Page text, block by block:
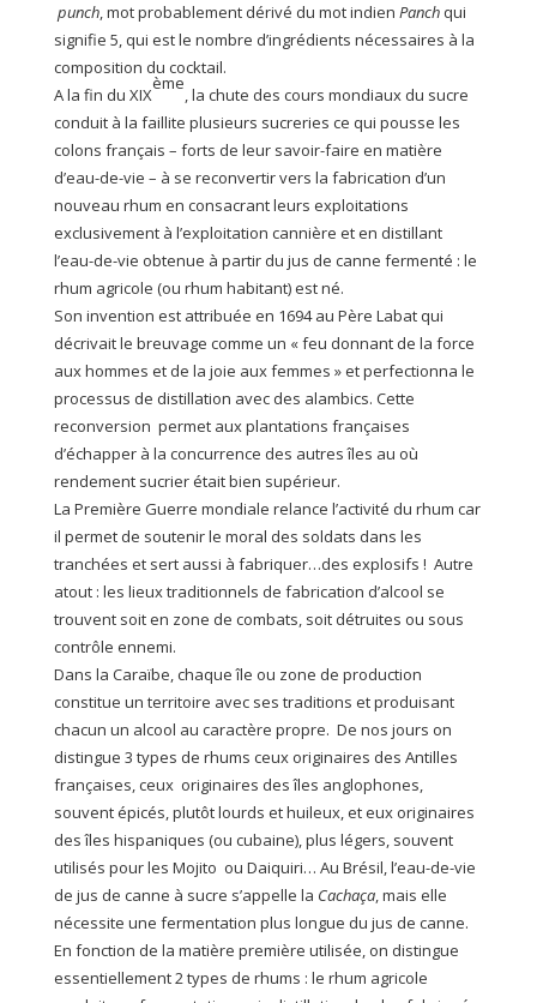
punch, mot probablement dérivé du mot indien Panchqui
signifie 5, qui est le nombre d’ingrédients nécessaires à la
composition du cocktail.
A la fin du XIX
ème
, la chute des cours mondiaux du sucre
conduit à la faillite plusieurs sucreries ce qui pousse les
colons français – forts de leur savoir-faire en matière
d’eau-de-vie – à se reconvertir vers la fabrication d’un
nouveau rhum en consacrant leurs exploitations
exclusivement à l’exploitation cannière et en distillant
l’eau-de-vie obtenue à partir du jus de canne fermenté : le
rhum agricole (ou rhum habitant) est né.
Son invention est attribuée en 1694 au Père Labat qui
décrivait le breuvage comme un « feu donnant de la force
aux hommes et de la joie aux femmes » et perfectionna le
processus de distillation avec des alambics. Cette
reconversion permet aux plantations françaises
d’échapper à la concurrence des autres îles au où
rendement sucrier était bien supérieur.
La Première Guerre mondiale relance l’activité du rhum car
il permet de soutenir le moral des soldats dans les
tranchées et sert aussi à fabriquer…des explosifs ! Autre
atout : les lieux traditionnels de fabrication d’alcool se
trouvent soit en zone de combats, soit détruites ou sous
contrôle ennemi.
Dans la Caraïbe, chaque île ou zone de production
constitue un territoire avec ses traditions et produisant
chacun un alcool au caractère propre. De nos jours on
distingue 3 types de rhums ceux originaires des Antilles
françaises, ceux originaires des îles anglophones,
souvent épicés, plutôt lourds et huileux, et eux originaires
des îles hispaniques (ou cubaine), plus légers, souvent
utilisés pour les Mojito ou Daiquiri… Au Brésil, l’eau-de-vie
de jus de canne à sucre s’appelle la Cachaça, mais elle
nécessite une fermentation plus longue du jus de canne.
En fonction de la matière première utilisée, on distingue
essentiellement 2 types de rhums : le rhum agricole